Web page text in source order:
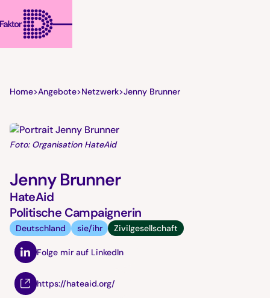
Home>Angebote>Netzwerk>Jenny Brunner
Foto: Organisation HateAid
Jenny Brunner
HateAid
Politische Campaignerin
Deutschland sie/ihr Zivilgesellschaft
Folge mir auf LinkedIn
https://hateaid.org/